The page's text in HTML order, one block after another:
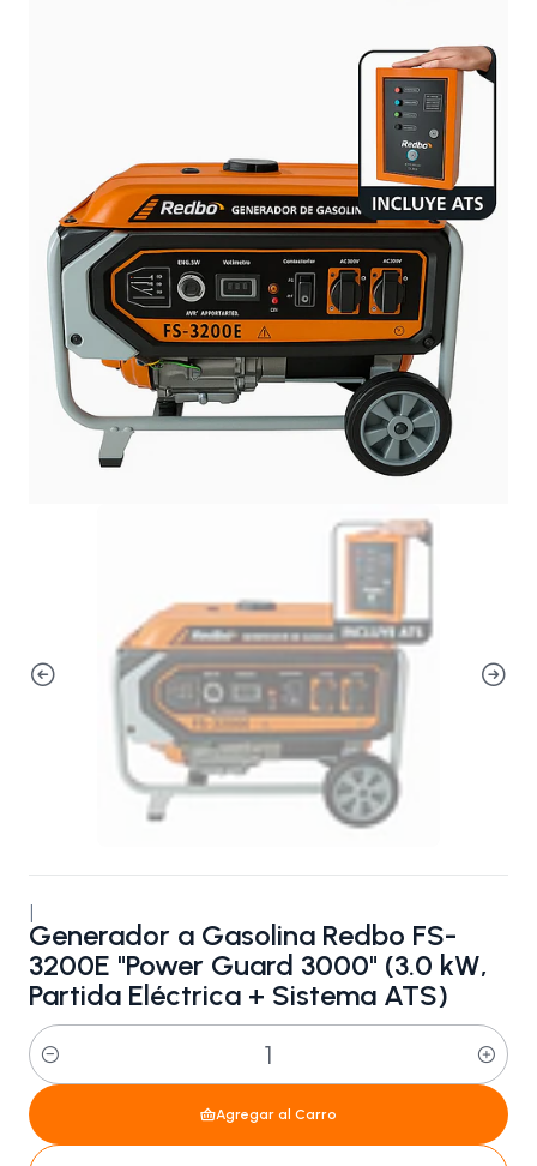
Generador a Gasolina Redbo FS-
3200E "Power Guard 3000" (3.0 kW,
Partida Eléctrica + Sistema ATS)
Cantidad
Agregar al Carro